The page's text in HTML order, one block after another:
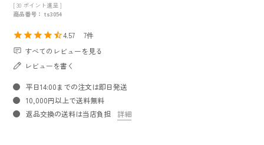
[ 30 ポイント進呈 ]
商品番号
ts3054
4.57
7
すべてのレビューを見る
レビューを書く
平日14:00までの注文は即日発送
10,000円以上で送料無料
返品交換の送料は当店負担
詳細